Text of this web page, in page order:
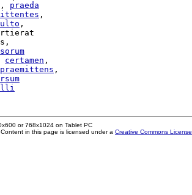
, praeda
,
,
certamen ,
praemittens ,
or 768x1024 on Tablet PC
in this page is licensed under a Creative Commons License